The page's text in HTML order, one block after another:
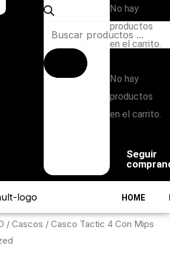
No hay
productos
en el carrito.
No hay
productos
en el carrito.
Seguir
HOME
/ Cascos / Casco Tactic 4 Con Mips